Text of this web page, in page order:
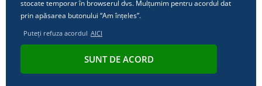
© 2011 - 2026, Dual Trade s.r.o. | Din punct de vedere tehnic oferă
stocate temporar în browserul dvs. Mulțumim pentru acordul dat
prin apăsarea butonului “Am înțeles”.
Puteți refuza acordul AICI
SUNT DE ACORD